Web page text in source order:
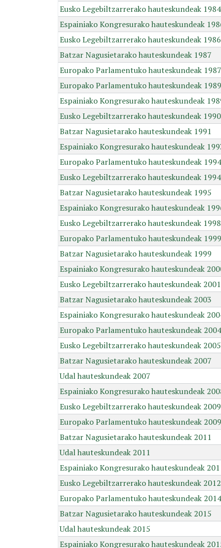
Eusko Legebiltzarrerako hauteskundeak 1984
Espainiako Kongresurako hauteskundeak
Eusko Legebiltzarrerako hauteskundeak 1986
Batzar Nagusietarako hauteskundeak 1987
Europako Parlamentuko hauteskundeak 1987
Europako Parlamentuko hauteskundeak 1989
Espainiako Kongresurako hauteskundeak
Eusko Legebiltzarrerako hauteskundeak 1990
Batzar Nagusietarako hauteskundeak 1991
Espainiako Kongresurako hauteskundeak
Europako Parlamentuko hauteskundeak 1994
Eusko Legebiltzarrerako hauteskundeak 1994
Batzar Nagusietarako hauteskundeak 1995
Espainiako Kongresurako hauteskundeak
Eusko Legebiltzarrerako hauteskundeak 1998
Europako Parlamentuko hauteskundeak 1999
Batzar Nagusietarako hauteskundeak 1999
Espainiako Kongresurako hauteskundeak
Eusko Legebiltzarrerako hauteskundeak 2001
Batzar Nagusietarako hauteskundeak 2003
Espainiako Kongresurako hauteskundeak
Europako Parlamentuko hauteskundeak 2004
Eusko Legebiltzarrerako hauteskundeak 2005
Batzar Nagusietarako hauteskundeak 2007
Udal hauteskundeak 2007
Espainiako Kongresurako hauteskundeak
Eusko Legebiltzarrerako hauteskundeak 2009
Europako Parlamentuko hauteskundeak 2009
Batzar Nagusietarako hauteskundeak 2011
Udal hauteskundeak 2011
Espainiako Kongresurako hauteskundeak
Eusko Legebiltzarrerako hauteskundeak 2012
Europako Parlamentuko hauteskundeak 2014
Batzar Nagusietarako hauteskundeak 2015
Udal hauteskundeak 2015
Espainiako Kongresurako hauteskundeak